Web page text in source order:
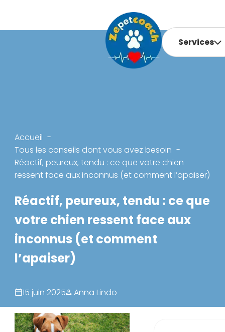
Services
Accueil
Tous les conseils dont vous avez besoin
Réactif, peureux, tendu : ce que votre chien
ressent face aux inconnus (et comment l’apaiser)
Réactif, peureux, tendu : ce que
votre chien ressent face aux
inconnus (et comment
l’apaiser)
15 juin 2025 Anna Lindo